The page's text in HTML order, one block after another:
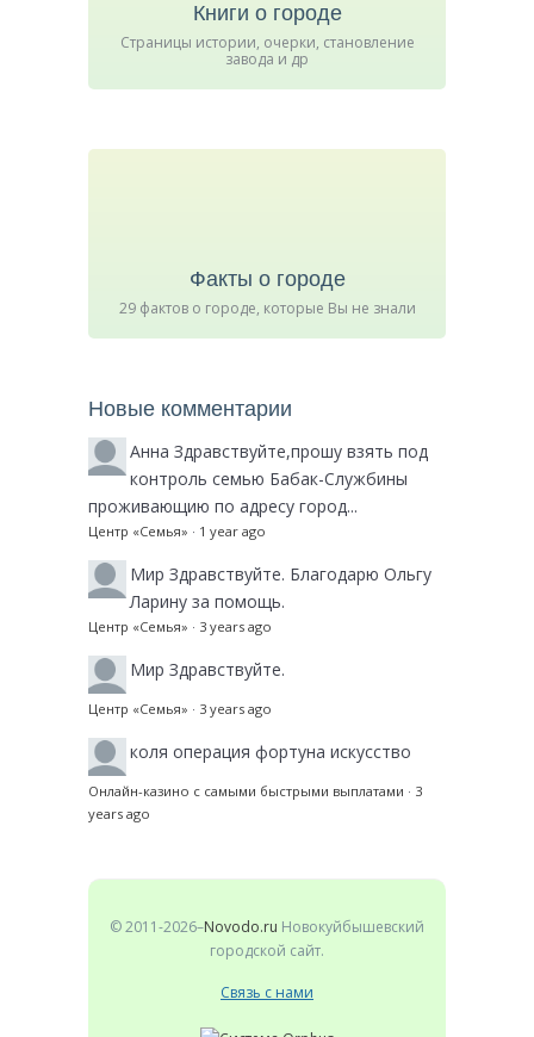
Книги о городе
Страницы истории, очерки, становление
завода и др
Факты о городе
29 фактов о городе, которые Вы не знали
Новые комментарии
Анна Здравствуйте,прошу взять под
контроль семью Бабак-Службины
проживающию по адресу город...
Центр «Семья» · 1 year ago
Мир Здравствуйте. Благодарю Ольгу
Ларину за помощь.
Центр «Семья» · 3 years ago
Мир Здравствуйте.
Центр «Семья» · 3 years ago
коля операция фортуна искусство
Онлайн-казино с самыми быстрыми выплатами · 3
years ago
© 2011-2026–Novodo.ru Новокуйбышевский
городской сайт.
Связь с нами